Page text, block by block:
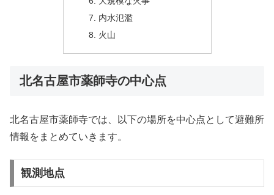
内水氾濫
火山
北名古屋市薬師寺の中心点
北名古屋市薬師寺では、以下の場所を中心点として避難所
情報をまとめていきます。
観測地点